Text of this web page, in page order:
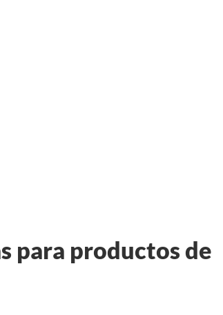
para productos de